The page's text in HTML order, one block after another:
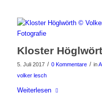
Kloster
5. Juli 2017 / 0 Kommentare / in
volker lesch
Weiterlesen